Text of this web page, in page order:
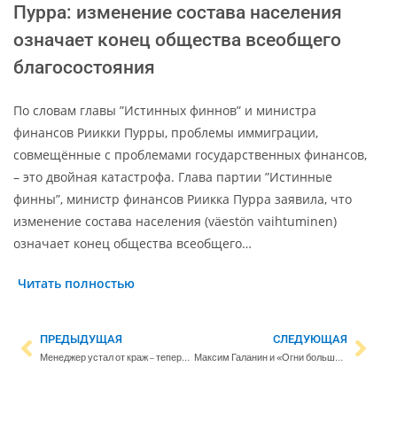
Пурра: изменение состава населения
означает конец общества всеобщего
благосостояния
По словам главы ”Истинных финнов” и министра
финансов Риикки Пурры, проблемы иммиграции,
совмещённые с проблемами государственных финансов,
– это двойная катастрофа. Глава партии ”Истинные
финны”, министр финансов Риикка Пурра заявила, что
изменение состава населения (väestön vaihtuminen)
означает конец общества всеобщего…
Читать полностью
ПРЕДЫДУЩАЯ
Менеджер устал от краж – теперь весь алкоголь в одном из магазинов Хельсинки хранится под замком
СЛЕДУЮЩАЯ
Максим Галанин и «Огни большого города»: Исполняя песни на русском, мы многих людей делаем счастливее